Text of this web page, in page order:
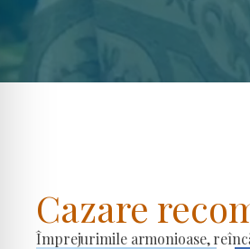
Cazare
Împrejurimile armonioase,